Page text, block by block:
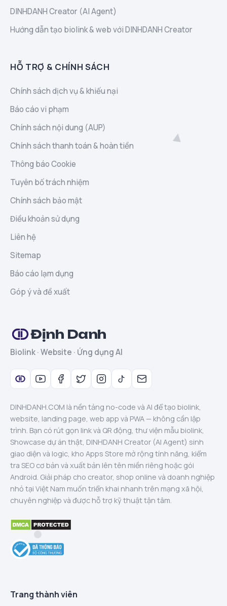
DINHDANH Creator (AI Agent)
Hướng dẫn tạo biolink & web với DINHDANH Creator
HỖ TRỢ & CHÍNH SÁCH
Chính sách dịch vụ & khiếu nại
Báo cáo vi phạm
Chính sách nội dung (AUP)
Chính sách thanh toán & hoàn tiền
Thông báo Cookie
Tuyên bố trách nhiệm
Chính sách bảo mật
Điều khoản sử dụng
Liên hệ
Sitemap
Báo cáo lạm dụng
Góp ý và đề xuất
Định Danh
Biolink · Website · Ứng dụng AI
DINHDANH.COM là nền tảng no-code và AI để tạo biolink,
website, landing page, web app và PWA — không cần lập
trình. Bạn có rút gọn link và QR động, thư viện mẫu biolink,
Showcase dự án thật, DINHDANH Creator (AI Agent) sinh
giao diện và logic, kho Apps Store mở rộng tính năng, kiểm
tra SEO cơ bản và xuất bản lên tên miền riêng hoặc gói
Android. Giải pháp cho creator, shop online và doanh nghiệp
nhỏ tại Việt Nam muốn triển khai nhanh trên mạng xã hội,
chuyên nghiệp và được hỗ trợ kỹ thuật tận tâm.
Trang thành viên